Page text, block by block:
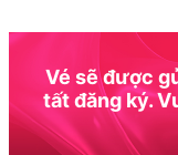
Vé sẽ được
tất đăng ký.